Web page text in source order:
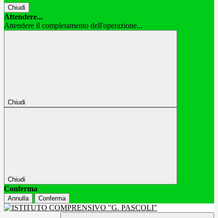
Chiudi
Attendere...
Attendere il completamento dell'operazione...
Chiudi
Chiudi
Conferma
Annulla Conferma